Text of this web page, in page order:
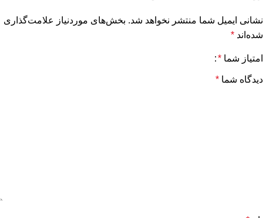
نشانی ایمیل شما منتشر نخواهد شد. بخش‌های موردنیاز علامت‌گذاری
شده‌اند *
امتیاز شما *
دیدگاه شما *